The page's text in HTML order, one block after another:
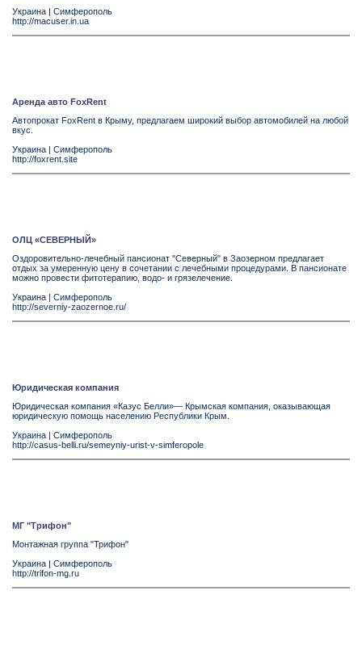
Украина
Симферополь
http://macuser.in.ua
Аренда авто FoxRent
Автопрокат FoxRent в Крыму, предлагаем широкий выбор автомобилей на любой
вкус.
Украина
Симферополь
http://foxrent.site
ОЛЦ «СЕВЕРНЫЙ»
Оздоровительно-лечебный пансионат "Северный" в Заозерном предлагает
отдых за умеренную цену в сочетании с лечебными процедурами. В пансионате
можно провести фитотерапию, водо- и грязелечение.
Украина
Симферополь
http://severniy-zaozernoe.ru/
Юридическая компания
Юридическая компания «Казус Белли»— Крымская компания, оказывающая
юридическую помощь населению Республики Крым.
Украина
Симферополь
http://casus-belli.ru/semeyniy-urist-v-simferopole
МГ "Трифон"
Монтажная группа "Трифон"
Украина
Симферополь
http://trifon-mg.ru